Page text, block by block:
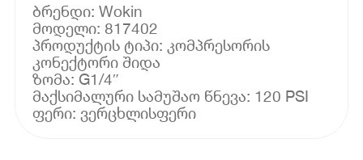
ბრენდი: Wokin
მოდელი: 817402
პროდუქტის ტიპი: კომპრესორის
კონექტორი შიდა
ზომა: G1/4″
მაქსიმალური სამუშაო წნევა: 120 PSI
ფერი: ვერცხლისფერი